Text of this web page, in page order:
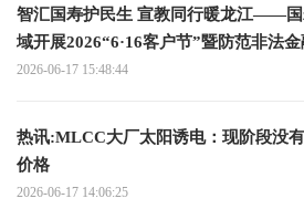
智汇国寿护民生 宣教同行暖龙江——
域开展2026“6·16客户节”暨防范非法
2026-06-17 15:48:44
热讯:MLCC大厂太阳诱电：现阶段没
价格
2026-06-17 14:06:25